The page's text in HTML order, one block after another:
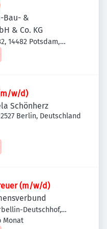
Bau- &
& Co. KG
14482 Potsdam,
w/d)
Schönherz
Berlin, Deutschland
(m/w/d)
Deutschhof,
Monat